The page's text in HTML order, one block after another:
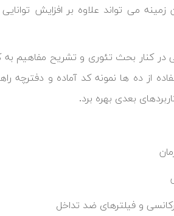
می تواند علاوه بر افزایش
در کنار بحث تئوری و تشریح مفاهیم
از ده ها نمونه کد آماده و دفترچه
بعدی بهره برد.
و فیلترهای ضد تداخل